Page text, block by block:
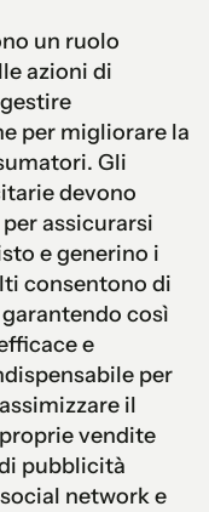
un ruolo
azioni di
per migliorare la
Gli
devono
assicurarsi
e generino i
consentono di
così
e
per
il
vendite
pubblicità
network e